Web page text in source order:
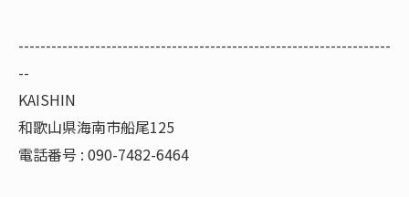
--------------------------------------------------------------------
--
KAISHIN
和歌山県海南市船尾125
電話番号 : 090-7482-6464